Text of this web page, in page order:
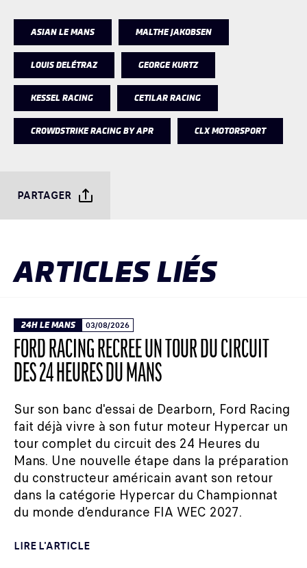
ASIAN LE MANS MALTHE JAKOBSEN
LOUIS DELÉTRAZ GEORGE KURTZ
KESSEL RACING CETILAR RACING
CROWDSTRIKE RACING BY APR CLX MOTORSPORT
PARTAGER
ARTICLES LIÉS
24H LE MANS 03/08/2026
FORD RACING RECRÉE UN TOUR DU CIRCUIT
DES 24 HEURES DU MANS
Sur son banc d'essai de Dearborn, Ford Racing
fait déjà vivre à son futur moteur Hypercar un
tour complet du circuit des 24 Heures du
Mans. Une nouvelle étape dans la préparation
du constructeur américain avant son retour
dans la catégorie Hypercar du Championnat
du monde d’endurance FIA WEC 2027.
LIRE L'ARTICLE